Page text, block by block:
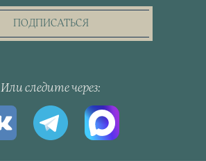
ПОДПИСАТЬСЯ
Или следите через